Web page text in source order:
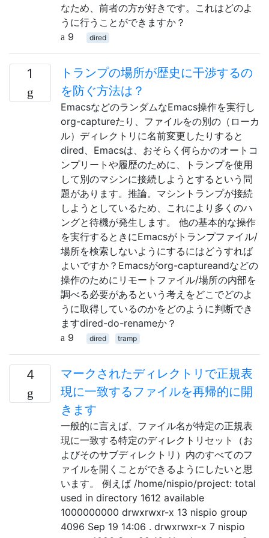
なため、前者の方が好きです。これはどのよ
うに行うことができますか？
9
dired
1
トランプの場所が歴史に干渉するの
を防ぐ方法は？
EmacsなどのランダムなEmacs操作を実行し
org-captureたり、ファイルをの別の（ローカ
ル）ディレクトリに名前変更したりすると
dired、Emacsは、おそらく何らかのオートコ
ンプリートや履歴のために、トランプを使用
して別のマシンに接続しようとするという問
題があります。推論。マシントランプが接続
しようとしているため、これにより多くのハ
ングと待機が発生します。 他の基本的な操作
を実行するときにEmacsがトランプファイル/
場所を検索しないようにするにはどうすれば
よいですか？Emacsがorg-captureandなどの
操作のためにリモートファイル/場所の内部を
調べる必要があるという考えをどこでどのよ
うに取得しているのかをどのように判断でき
ますdired-do-renameか？
9
dired tramp
4
マークされたディレクトリで正規表
現に一致するファイルを再帰的に開
きます
一般的に言えば、ファイル名が特定の正規表
現に一致する特定のディレクトリセット（お
よびそのサブディレクトリ）内のすべてのフ
ァイルを開くことができるようにしたいと思
います。 例えば /home/nispio/project: total
used in directory 1612 available
1000000000 drwxrwxr-x 13 nispio group
4096 Sep 19 14:06 . drwxrwxr-x 7 nispio